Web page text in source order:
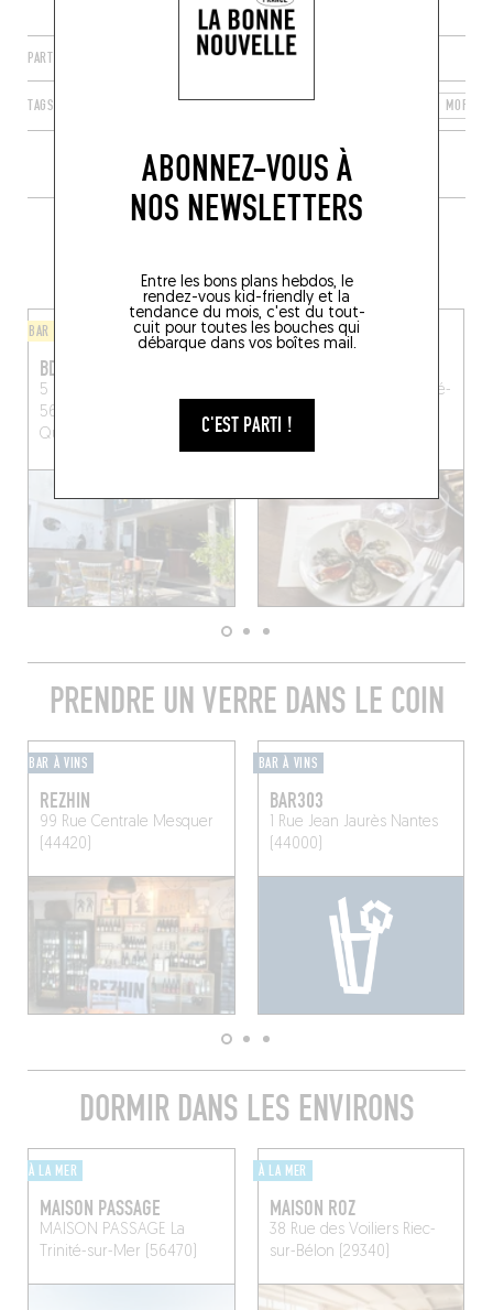
ABONNEZ-VOUS À
NOS NEWSLETTERS
Entre les bons plans hebdos, le
rendez-vous kid-friendly et la
tendance du mois, c'est du tout-
cuit pour toutes les bouches qui
débarque dans vos boîtes mail.
C'EST PARTI !
PARTAGER
TAGS SAINT-PIERRE-QUIBERON BRETAGNE
PROXIMITÉ
BAR À VINS / CAVE À MANGER
BDS
5 Pl. Georges le Hyaric,
56510 Saint-Pierre-
Quiberon
BISTROT
La Trinité-
PRENDRE UN VERRE DANS LE COIN
BAR À VINS
REZHIN
99 Rue Centrale Mesquer
(44420)
BAR À VINS
BAR303
1 Rue Jean JaurèsNantes
(44000)
DORMIR DANS LES ENVIRONS
À LA MER
MAISON PASSAGE
MAISON PASSAGE La
Trinité-sur-Mer (56470)
À LA MER
MAISON ROZ
38 Rue des VoiliersRiec-
sur-Bélon (29340)